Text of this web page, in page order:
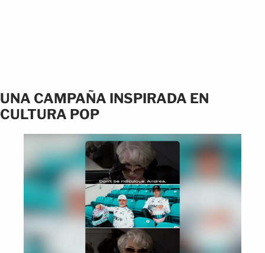
UNA CAMPAÑA INSPIRADA EN
CULTURA POP